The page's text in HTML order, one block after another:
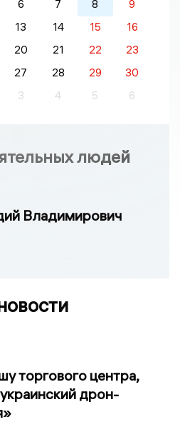
6 7 8
9
13 14 15
16
20 21 22
23
27 28 29
30
3 4 5 6
людей
Владимирович
торгового центра,
дрон-